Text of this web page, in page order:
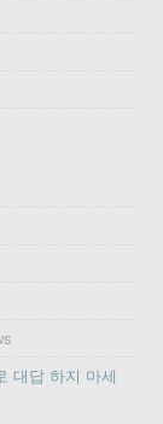
대답 하지 마세